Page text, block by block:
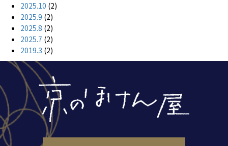
2025.10 (2)
2025.9 (2)
2025.8 (2)
2025.7 (2)
2019.3 (2)